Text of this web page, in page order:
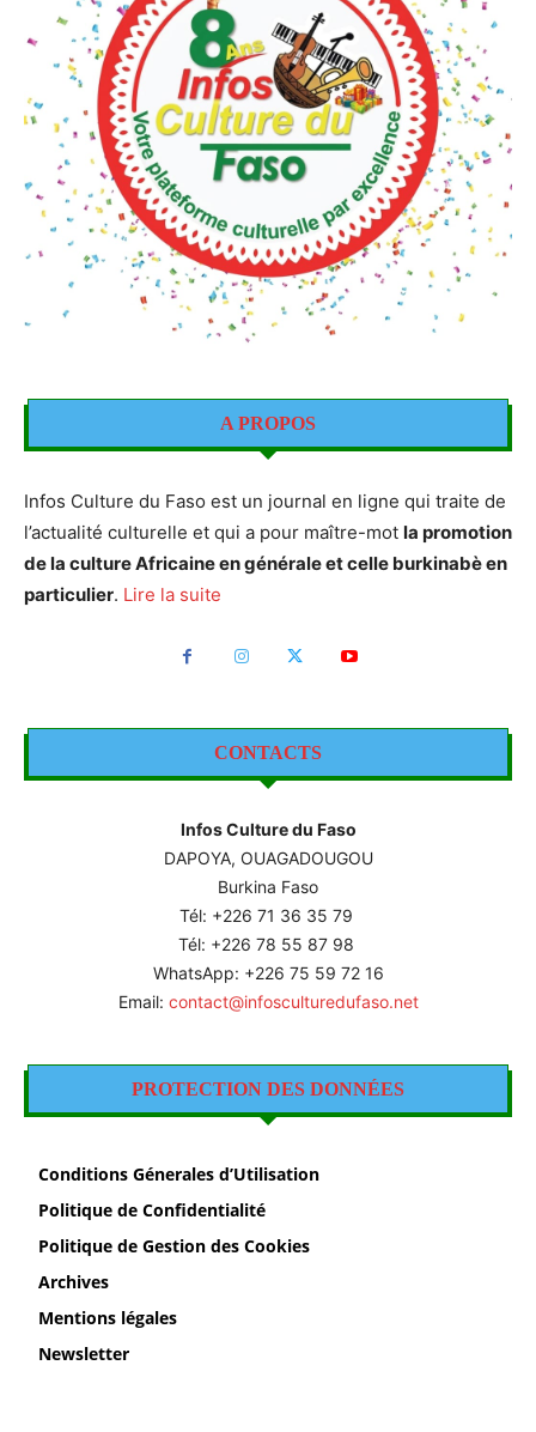
A PROPOS
Infos Culture du Faso est un journal en ligne qui traite de
l’actualité culturelle et qui a pour maître-mot la promotion
de la culture Africaine en générale et celle burkinabè en
particulier. Lire la suite
CONTACTS
Infos Culture du Faso
DAPOYA, OUAGADOUGOU
Burkina Faso
Tél: +226 71 36 35 79
Tél: +226 78 55 87 98
WhatsApp: +226 75 59 72 16
Email: contact@infosculturedufaso.net
PROTECTION DES DONNÉES
Conditions Génerales d’Utilisation
Politique de Confidentialité
Politique de Gestion des Cookies
Archives
Mentions légales
Newsletter